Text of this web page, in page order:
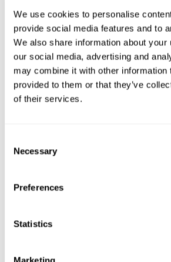
We use cookies to personalise
provide social media features and to
We also share information about your
our social media, advertising and
may combine it with other information
provided to them or that they’ve
of their services.
Selection
Necessary
Preferences
Statistics